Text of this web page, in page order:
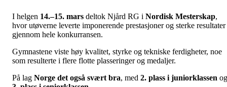
I helgen 14.–15. mars deltok Njård RG i Nordisk Mesterskap,
hvor utøverne leverte imponerende prestasjoner og sterke resultater
gjennom hele konkurransen.
Gymnastene viste høy kvalitet, styrke og tekniske ferdigheter, noe
som resulterte i flere flotte plasseringer og medaljer.
På lag Norge det også svært bra, med 2. plass i juniorklassen og